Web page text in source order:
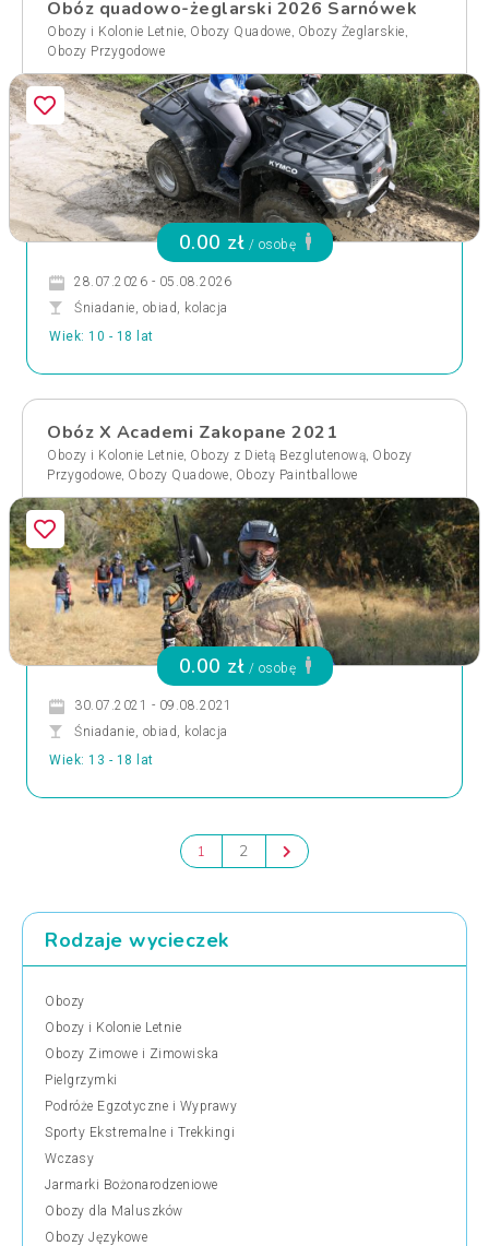
Obóz quadowo-żeglarski 2026 Sarnówek
Obozy i Kolonie Letnie, Obozy Quadowe, Obozy Żeglarskie,
Obozy Przygodowe
0.00 zł / osobę
28.07.2026 - 05.08.2026
Śniadanie, obiad, kolacja
Wiek: 10 - 18 lat
Obóz X Academi Zakopane 2021
Obozy i Kolonie Letnie, Obozy z Dietą Bezglutenową, Obozy
Przygodowe, Obozy Quadowe, Obozy Paintballowe
0.00 zł / osobę
30.07.2021 - 09.08.2021
Śniadanie, obiad, kolacja
Wiek: 13 - 18 lat
1 2
Rodzaje wycieczek
Obozy
Obozy i Kolonie Letnie
Obozy Zimowe i Zimowiska
Pielgrzymki
Podróże Egzotyczne i Wyprawy
Sporty Ekstremalne i Trekkingi
Wczasy
Jarmarki Bożonarodzeniowe
Obozy dla Maluszków
Obozy Językowe